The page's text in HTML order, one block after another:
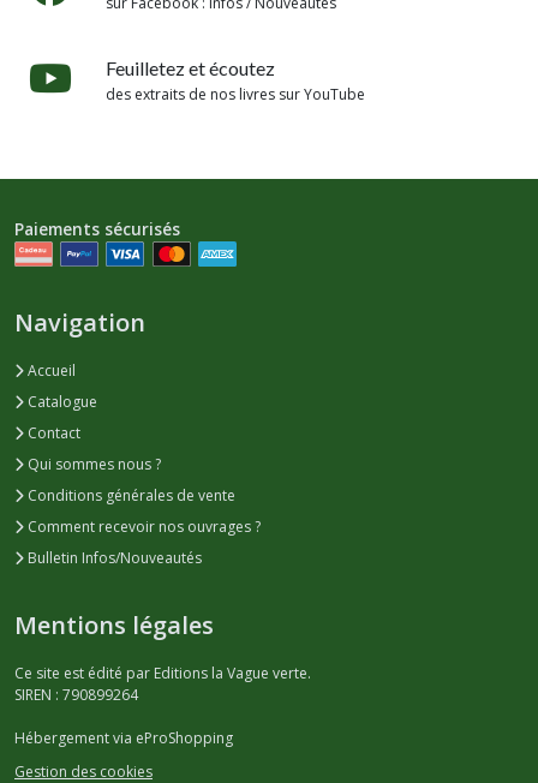
Feuilletez et écoutez
des extraits de nos livres sur YouTube
Paiements sécurisés
Navigation
Accueil
Catalogue
Contact
Qui sommes nous ?
Conditions générales de vente
Comment recevoir nos ouvrages ?
Bulletin Infos/Nouveautés
Mentions légales
Ce site est édité par Editions la Vague verte.
SIREN : 790899264
Hébergement via eProShopping
Gestion des cookies